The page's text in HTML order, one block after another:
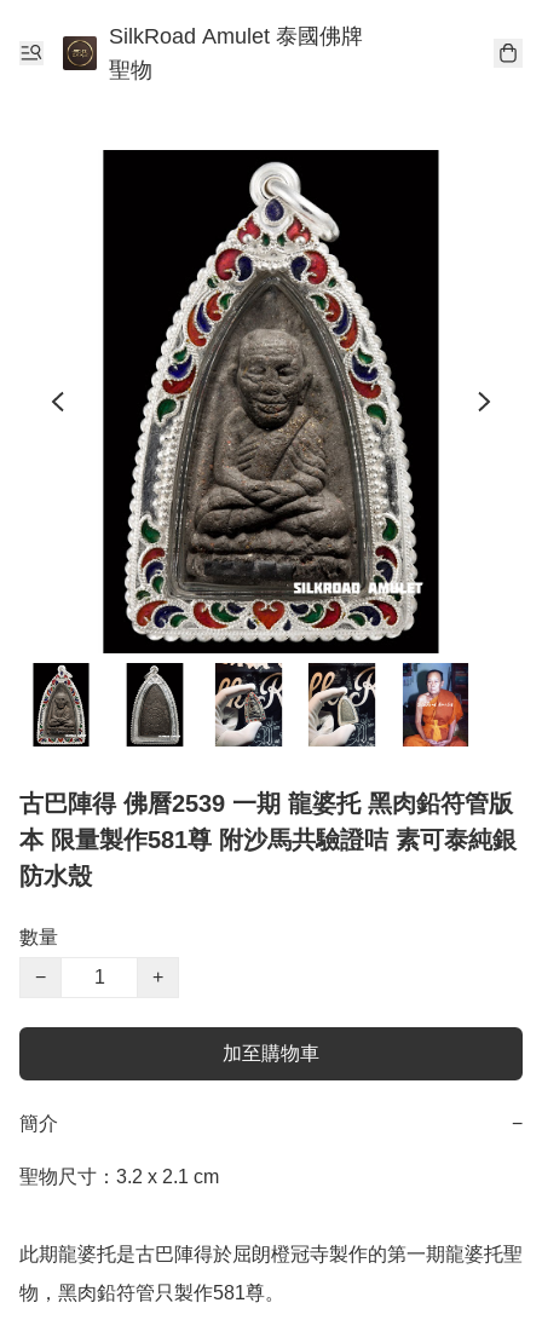
SilkRoad Amulet 泰國佛牌
聖物
古巴陣得 佛曆2539 一期 龍婆托 黑肉鉛符管版
本 限量製作581尊 附沙馬共驗證咭 素可泰純銀
防水殼
數量
−
+
加至購物車
簡介 −
聖物尺寸：3.2 x 2.1 cm
此期龍婆托是古巴陣得於屈朗橙冠寺製作的第一期龍婆托聖
物，黑肉鉛符管只製作581尊。